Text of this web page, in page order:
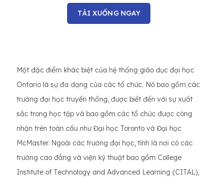
TẢI XUỐNG NGAY
Một đặc điểm khác biệt của hệ thống giáo dục đại học
Ontario là sự đa dạng của các tổ chức. Nó bao gồm các
trường đại học truyền thống, được biết đến với sự xuất
sắc trong học tập và bao gồm các tổ chức được công
nhận trên toàn cầu như Đại học Toronto và Đại học
McMaster. Ngoài các trường đại học, tỉnh là nơi có các
trường cao đẳng và viện kỹ thuật bao gồm College
Institute of Technology and Advanced Learning (CITAL),